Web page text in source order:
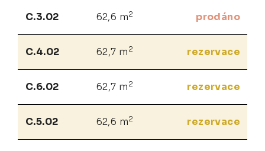
C.3.02 62,6 m2 prodáno
C.4.02 62,7 m 2 rezervace
C.6.02 62,7 m 2 rezervace
C.5.02 62,6 m2 rezervace